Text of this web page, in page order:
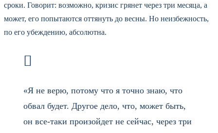
сроки. Говорит: возможно, кризис грянет через три месяца, а
может, его попытаются оттянуть до весны. Но неизбежность,
по его убеждению, абсолютна.
«Я не верю, потому что я точно знаю, что
обвал будет. Другое дело, что, может быть,
он все-таки произойдет не сейчас, через три